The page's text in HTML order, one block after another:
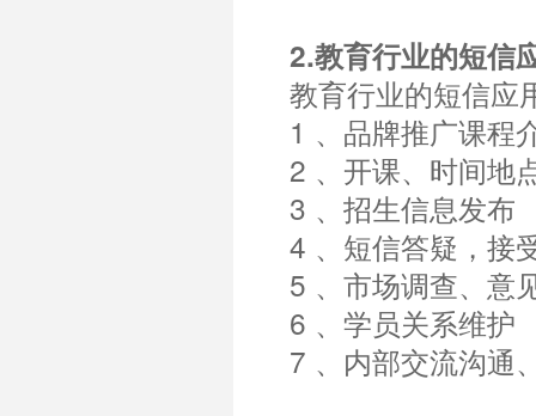
2.教育行业的短信
教育行业的短信应
1 、品牌推广课程
2 、开课、时间地
3 、招生信息发布
4 、短信答疑，接
5 、市场调查、意
6 、学员关系维护
7 、内部交流沟通